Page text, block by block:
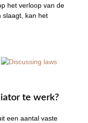
het verloop van de
slaagt, kan het
te werk?
een aantal vaste